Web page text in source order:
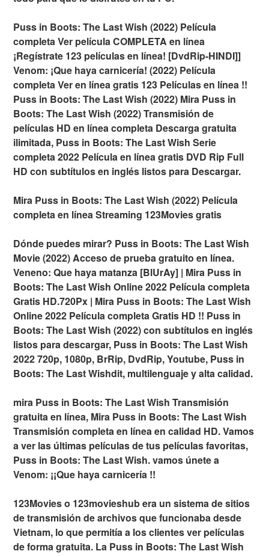
Puss in Boots: The Last Wish (2022) Película
completa Ver película COMPLETA en línea
¡Regístrate 123 películas en línea! [DvdRip-HINDI]]
Venom: ¡Que haya carnicería! (2022) Película
completa Ver en línea gratis 123 Películas en línea !!
Puss in Boots: The Last Wish (2022) Mira Puss in
Boots: The Last Wish (2022) Transmisión de
películas HD en línea completa Descarga gratuita
ilimitada, Puss in Boots: The Last Wish Serie
completa 2022 Película en línea gratis DVD Rip Full
HD con subtítulos en inglés listos para Descargar.
Mira Puss in Boots: The Last Wish (2022) Película
completa en línea Streaming 123Movies gratis
Dónde puedes mirar? Puss in Boots: The Last Wish
Movie (2022) Acceso de prueba gratuito en línea.
Veneno: Que haya matanza [BlUrAy] | Mira Puss in
Boots: The Last Wish Online 2022 Película completa
Gratis HD.720Px | Mira Puss in Boots: The Last Wish
Online 2022 Película completa Gratis HD !! Puss in
Boots: The Last Wish (2022) con subtítulos en inglés
listos para descargar, Puss in Boots: The Last Wish
2022 720p, 1080p, BrRip, DvdRip, Youtube, Puss in
Boots: The Last Wishdit, multilenguaje y alta calidad.
mira Puss in Boots: The Last Wish Transmisión
gratuita en línea, Mira Puss in Boots: The Last Wish
Transmisión completa en línea en calidad HD. Vamos
a ver las últimas películas de tus películas favoritas,
Puss in Boots: The Last Wish. vamos únete a
Venom: ¡¡Que haya carnicería !!
123Movies o 123movieshub era un sistema de sitios
de transmisión de archivos que funcionaba desde
Vietnam, lo que permitía a los clientes ver películas
de forma gratuita. La Puss in Boots: The Last Wish